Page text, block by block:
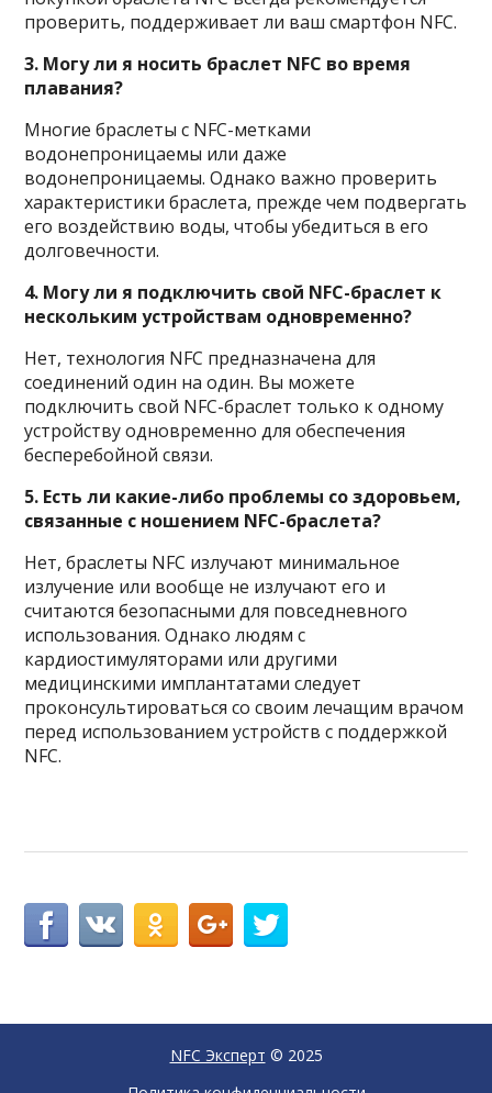
проверить, поддерживает ли ваш смартфон NFC.
3. Могу ли я носить браслет NFC во время
плавания?
Многие браслеты с NFC-метками
водонепроницаемы или даже
водонепроницаемы. Однако важно проверить
характеристики браслета, прежде чем подвергать
его воздействию воды, чтобы убедиться в его
долговечности.
4. Могу ли я подключить свой NFC-браслет к
нескольким устройствам одновременно?
Нет, технология NFC предназначена для
соединений один на один. Вы можете
подключить свой NFC-браслет только к одному
устройству одновременно для обеспечения
бесперебойной связи.
5. Есть ли какие-либо проблемы со здоровьем,
связанные с ношением NFC-браслета?
Нет, браслеты NFC излучают минимальное
излучение или вообще не излучают его и
считаются безопасными для повседневного
использования. Однако людям с
кардиостимуляторами или другими
медицинскими имплантатами следует
проконсультироваться со своим лечащим врачом
перед использованием устройств с поддержкой
NFC.
NFC Эксперт © 2025